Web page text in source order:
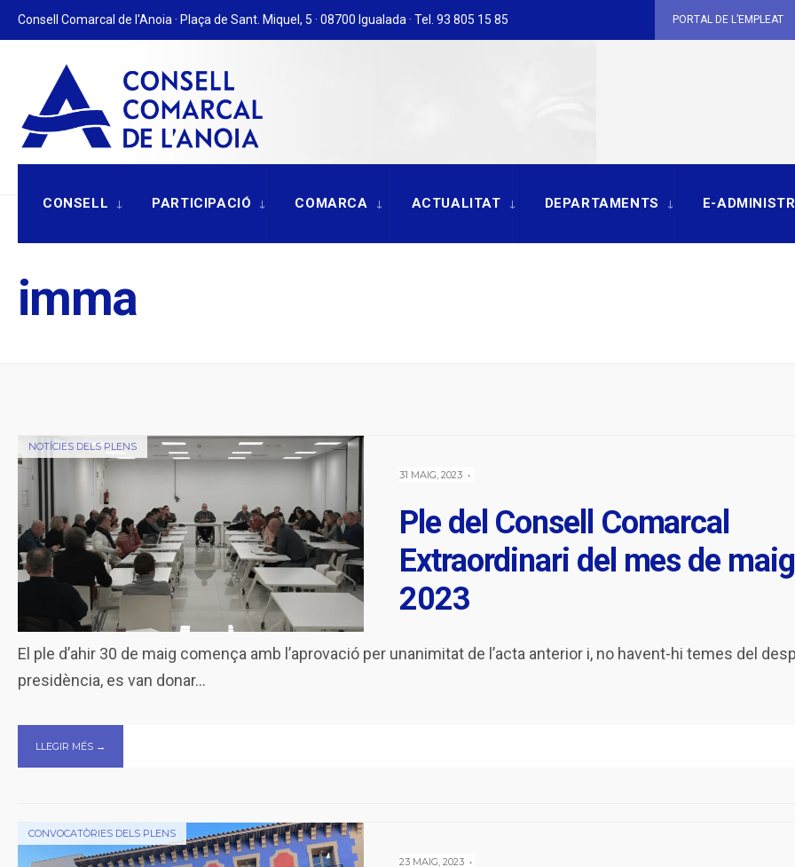
Skip
to
Consell Comarcal de l'Anoia · Plaça de Sant. Miquel, 5 · 08700 Igualada · Tel. 93 805 15 85 PORTAL DE L’EMPLEAT
CONSELL PARTICIPACIÓ COMARCA ACTUALITAT DEPARTAMENTS E-
imma
NOTÍCIES DELS PLENS
31 MAIG, 2023 •
Ple del Consell Comarcal
Extraordinari del mes de maig
2023
El ple d’ahir 30 de maig comença amb l’aprovació per unanimitat de l’acta anterior i, no havent-hi temes del
presidència, es van donar...
LLEGIR MÉS →
CONVOCATÒRIES DELS PLENS
23 MAIG, 2023 •